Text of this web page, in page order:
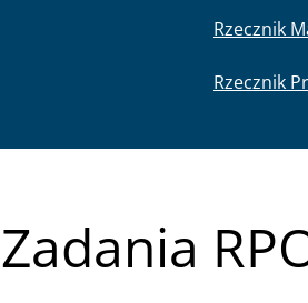
Rzecznik
Rzecznik
Zadania